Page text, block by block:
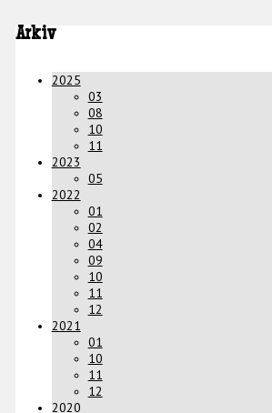
Arkiv
2025
03
08
10
11
2023
05
2022
01
02
04
09
10
11
12
2021
01
10
11
12
2020